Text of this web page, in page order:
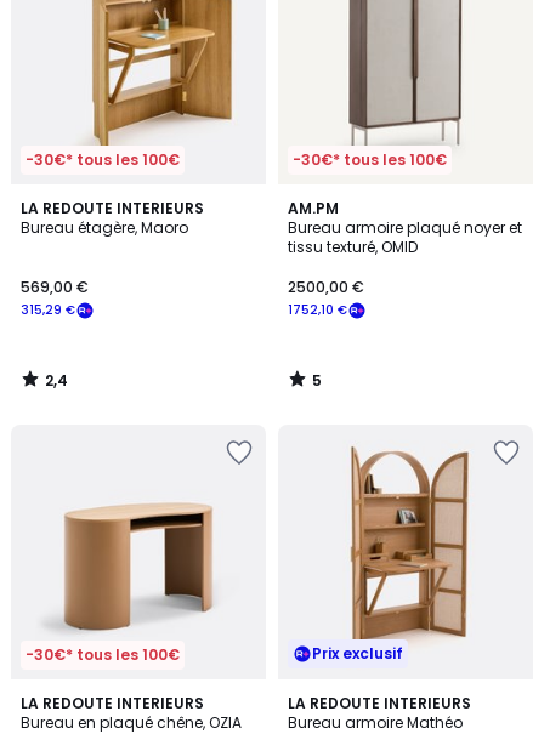
-30€* tous les 100€
LA REDOUTE INTERIEURS
Bureau étagère, Maoro
315,29 €
569,00 €
2,4
/ 5
2,4
/
-30€* tous les 100€
AM.PM
Bureau armoire plaqué noyer et
tissu texturé, OMID
1752,10 €
2500,00 €
5
/
5
5
/
-30€* tous les 100€
LA REDOUTE INTERIEURS
Bureau en plaqué chêne, OZIA
1
/
Prix exclusif
LA REDOUTE INTERIEURS
Bureau armoire Mathéo
4,8
/ 5